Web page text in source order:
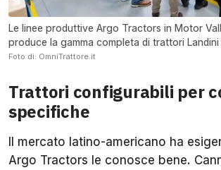
Le linee produttive Argo Tractors in Motor
produce la gamma completa di trattori
Foto di: OmniTrattore.it
Trattori configurabili per
specifiche
Il mercato latino-americano ha
Argo Tractors le conosce bene.